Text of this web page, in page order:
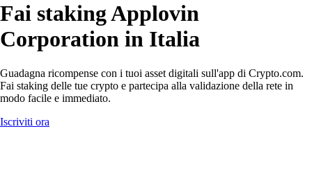
Fai staking Applovin
Corporation in Italia
Guadagna ricompense con i tuoi asset digitali sull'app di Crypto.com.
Fai staking delle tue crypto e partecipa alla validazione della rete in
modo facile e immediato.
Iscriviti ora